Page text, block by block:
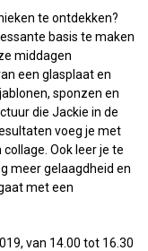
te ontdekken?
basis te maken
middagen
een glasplaat en
sponzen en
die Jackie in de
voeg je met
Ook leer je te
meer gelaagdheid en
met een
van 14.00 tot 16.30